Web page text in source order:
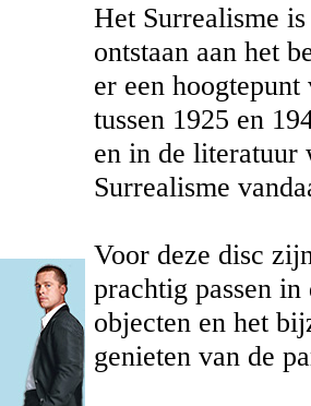
Het Surrealisme
ontstaan aan het
er een
tussen 1925 en
en in de literatuur
Surrealisme
Voor deze disc
prachtig passen
objecten en het
genieten van de